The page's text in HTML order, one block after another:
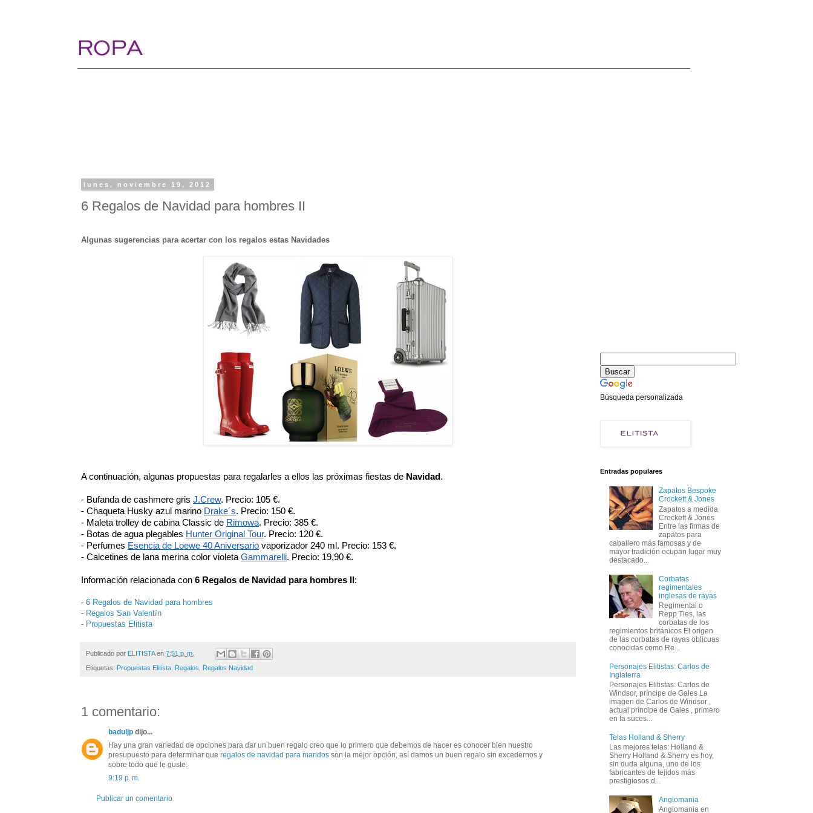
lunes, noviembre 19, 2012
6 Regalos de Navidad para hombres II
Algunas sugerencias para acertar con los regalos estas Navidades
A continuación, algunas propuestas para regalarles a ellos las próximas fiestas de Navidad.
- Bufanda de cashmere gris J.Crew. Precio: 105 €.
- Chaqueta Husky azul marino Drake´s. Precio: 150 €.
- Maleta trolley de cabina Classic de Rimowa. Precio: 385 €.
- Botas de agua plegables Hunter Original Tour. Precio: 120 €.
- Perfumes Esencia de Loewe 40 Aniversario vaporizador 240 ml. Precio: 153 €.
- Calcetines de lana merina color violeta Gammarelli. Precio: 19,90 €.
Información relacionada con 6 Regalos de Navidad para hombres II:
- 6 Regalos de Navidad para hombres
- Regalos San Valentín
- Propuestas Elitista
Publicado por ELITISTA en 7:51 p. m.
Etiquetas: Propuestas Elitista Regalos Regalos Navidad
1 comentario:
baduljp dijo...
Hay una gran variedad de opciones para dar un buen regalo creo que lo primero que debemos de hacer es conocer bien nuestro
presupuesto para determinar que regalos de navidad para maridos son la mejor opción, así damos un buen regalo sin excedernos y
sobre todo que le guste.
9:19 p. m.
Publicar un comentario
Búsqueda personalizada
Entradas populares
Zapatos Bespoke
Crockett & Jones
Zapatos a medida
Crockett & Jones
Entre las firmas de
zapatos para
caballero más famosas y de
mayor tradición ocupan lugar muy
destacado...
Corbatas
regimentales
inglesas de rayas
Regimental o
Repp Ties, las
corbatas de los
regimientos británicos El origen
de las corbatas de rayas oblicuas
conocidas como Re...
Personajes Elitistas: Carlos de
Inglaterra
Personajes Elitistas: Carlos de
Windsor, príncipe de Gales La
imagen de Carlos de Windsor ,
actual príncipe de Gales , primero
en la suces...
Telas Holland & Sherry
Las mejores telas: Holland &
Sherry Holland & Sherry es hoy,
sin duda alguna, uno de los
fabricantes de tejidos más
prestigiosos d...
Anglomania
Anglomania en